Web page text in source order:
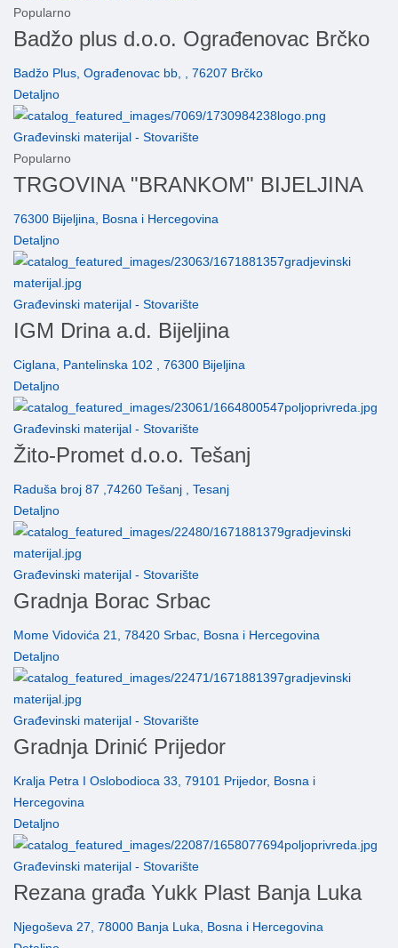
Popularno
Badžo plus d.o.o. Ograđenovac Brčko
Badžo Plus, Ograđenovac bb, , 76207 Brčko
Detaljno
Građevinski materijal - Stovarište
Popularno
TRGOVINA "BRANKOM" BIJELJINA
76300 Bijeljina, Bosna i Hercegovina
Detaljno
Građevinski materijal - Stovarište
IGM Drina a.d. Bijeljina
Ciglana, Pantelinska 102 , 76300 Bijeljina
Detaljno
Građevinski materijal - Stovarište
Žito-Promet d.o.o. Tešanj
Raduša broj 87 ,74260 Tešanj , Tesanj
Detaljno
Građevinski materijal - Stovarište
Gradnja Borac Srbac
Mome Vidovića 21, 78420 Srbac, Bosna i Hercegovina
Detaljno
Građevinski materijal - Stovarište
Gradnja Drinić Prijedor
Kralja Petra I Oslobodioca 33, 79101 Prijedor, Bosna i
Hercegovina
Detaljno
Građevinski materijal - Stovarište
Rezana građa Yukk Plast Banja Luka
Njegoševa 27, 78000 Banja Luka, Bosna i Hercegovina